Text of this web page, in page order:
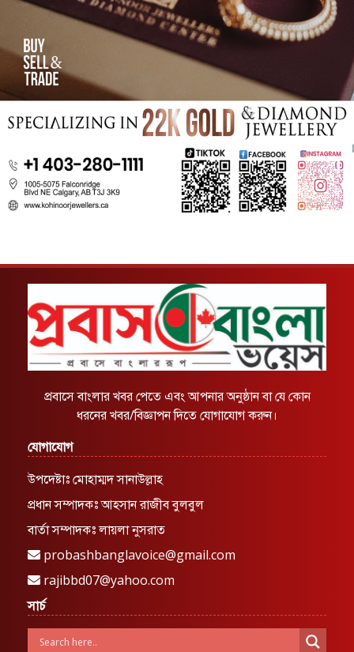
প্রবাসে বাংলার খবর পেতে এবং আপনার অনুষ্ঠান বা যে কোন
ধরনের খবর/বিজ্ঞাপন দিতে যোগাযোগ করুন।
যোগাযোগ
উপদেষ্টাঃ মোহাম্মদ সানাউল্লাহ
প্রধান সম্পাদকঃ আহসান রাজীব বুলবুল
বার্তা সম্পাদকঃ লায়লা নুসরাত
probashbanglavoice@gmail.com
rajibbd07@yahoo.com
সার্চ